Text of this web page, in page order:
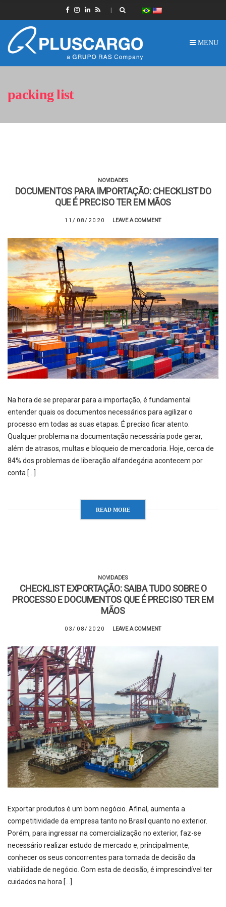
MENU
packing list
NOVIDADES
DOCUMENTOS PARA IMPORTAÇÃO: CHECKLIST DO
QUE É PRECISO TER EM MÃOS
11/08/2020 LEAVE A COMMENT
Na hora de se preparar para a importação, é fundamental
entender quais os documentos necessários para agilizar o
processo em todas as suas etapas. É preciso ficar atento.
Qualquer problema na documentação necessária pode gerar,
além de atrasos, multas e bloqueio de mercadoria. Hoje, cerca de
84% dos problemas de liberação alfandegária acontecem por
conta […]
READ MORE
NOVIDADES
CHECKLIST EXPORTAÇÃO: SAIBA TUDO SOBRE O
PROCESSO E DOCUMENTOS QUE É PRECISO TER EM
MÃOS
03/08/2020 LEAVE A COMMENT
Exportar produtos é um bom negócio. Afinal, aumenta a
competitividade da empresa tanto no Brasil quanto no exterior.
Porém, para ingressar na comercialização no exterior, faz-se
necessário realizar estudo de mercado e, principalmente,
conhecer os seus concorrentes para tomada de decisão da
viabilidade de negócio. Com esta de decisão, é imprescindível ter
cuidados na hora […]